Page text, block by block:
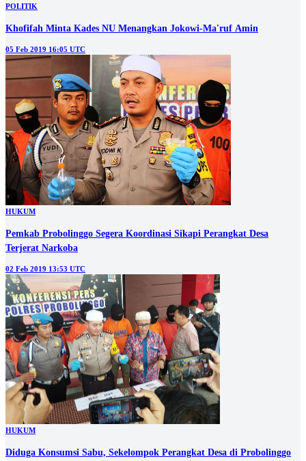
POLITIK
Khofifah Minta Kades NU Menangkan Jokowi-Ma'ruf Amin
05 Feb 2019 16:05 UTC
HUKUM
Pemkab Probolinggo Segera Koordinasi Sikapi Perangkat Desa
Terjerat Narkoba
02 Feb 2019 13:53 UTC
HUKUM
Diduga Konsumsi Sabu, Sekelompok Perangkat Desa di Probolinggo